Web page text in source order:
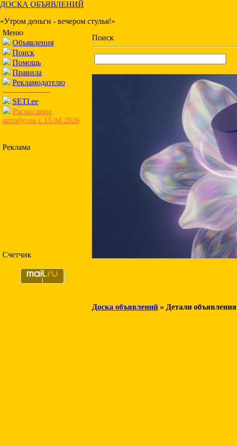
ДОСКА ОБЪЯВЛЕНИЙ
«Утром деньги - вечером стулья!»
Меню
Объявления
Поиск
Помощь
Правила
Рекламодателю
-------------------
SETI.ee
Расписание
автобусов с 15.04.2026
Реклама
Счетчик
Поиск
Доска объявлений » Детали объявления